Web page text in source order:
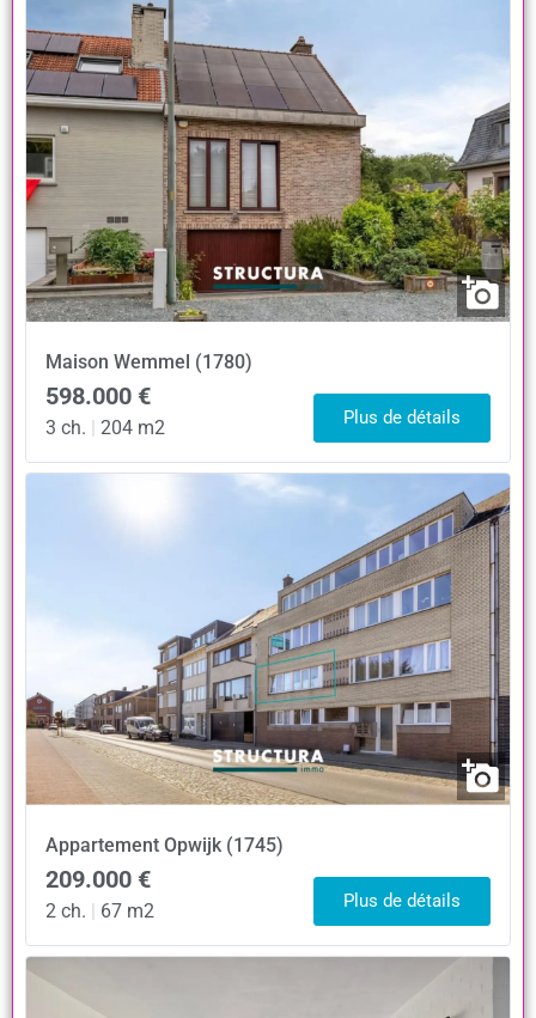
Maison Wemmel (1780)
598.000 €
3 ch. 204 m2 Plus de détails
Appartement Opwijk (1745)
209.000 €
2 ch. | 67 m2 Plus de détails